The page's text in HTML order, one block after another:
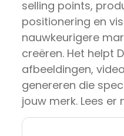
selling points,
positionering en
nauwkeurigere
creëren. Het helpt
afbeeldingen,
genereren die
jouw merk. Lees er